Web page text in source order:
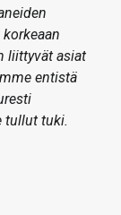
liittyvät asiat
entistä
tullut tuki.